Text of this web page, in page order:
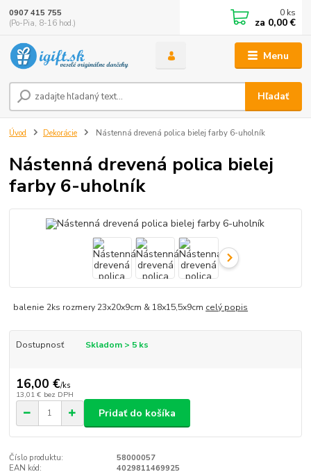
Menu
Hľadať
0907 415 755
(Po-Pia, 8-16 hod.)
0 ks
za 0,00 €
Úvod Dekorácie Nástenná drevená polica bielej farby 6-uholník
Nástenná drevená polica bielej
farby 6-uholník
balenie 2ks rozmery 23x20x9cm & 18x15,5x9cm celý popis
Dostupnosť Skladom > 5 ks
16,00 €/ks
13,01 € bez DPH
Pridať do košíka
Číslo produktu:
58000057
EAN kód:
4029811469925